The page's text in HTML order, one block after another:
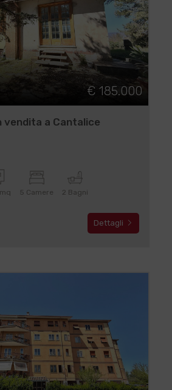
€ 185.000
vendita a Cantalice
5 Camere 2 Bagni
Dettagli